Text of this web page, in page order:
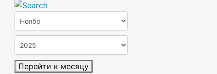
Перейти к месяцу